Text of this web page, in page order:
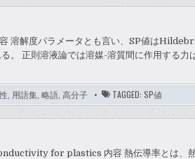
溶解度パラメータとも言い、SP値は
。 正則溶液論では溶媒-溶質間に作用する力
用語集, 略語, 高分子 TAGGED: SP値
for plastics 内容 熱伝導率とは、熱